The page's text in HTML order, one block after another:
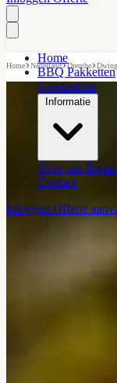
Home
BBQ Pakketten
Gourmetten
Informatie
Over ons
Contact
Inloggen Offerte
Home›Nederland›Drenthe›